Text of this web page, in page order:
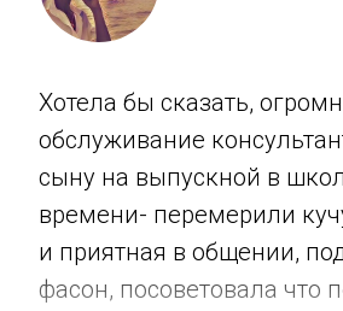
Хотела бы сказать,
обслуживание
сыну на выпускной в
времени- перемерили
и приятная в общении,
фасон, посоветовала что